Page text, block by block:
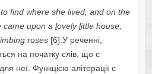
find where she lived, and on the
came upon a lovelylittle house,
roses [6].У реченні,
на початку слів, що є
неї. Функцією алітерації є